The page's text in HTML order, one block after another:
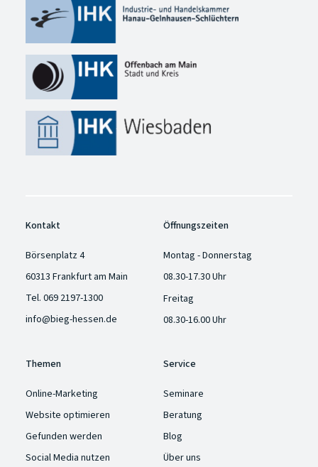
Kontakt
Börsenplatz 4
60313 Frankfurt am Main
Tel. 069 2197-1300
info@bieg-hessen.de
Öffnungszeiten
Montag - Donnerstag
08.30-17.30 Uhr
Freitag
08.30-16.00 Uhr
Themen
Online-Marketing
Website optimieren
Gefunden werden
Social Media nutzen
Service
Seminare
Beratung
Blog
Über uns